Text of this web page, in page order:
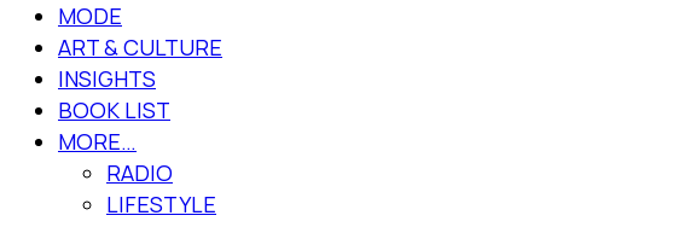
MODE
ART & CULTURE
INSIGHTS
BOOK LIST
MORE…
RADIO
LIFESTYLE